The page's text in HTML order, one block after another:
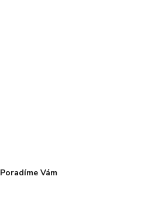
Poradíme Vám